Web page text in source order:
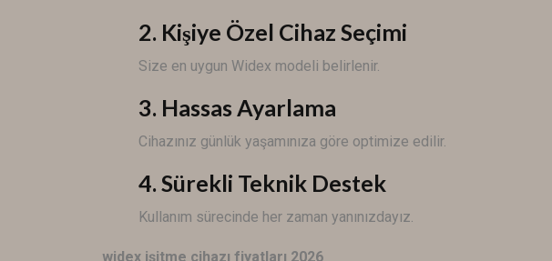
2. Kişiye Özel Cihaz Seçimi
Size en uygun Widex modeli belirlenir.
3. Hassas Ayarlama
Cihazınız günlük yaşamınıza göre optimize edilir.
4. Sürekli Teknik Destek
Kullanım sürecinde her zaman yanınızdayız.
widex işitme cihazı fiyatları 2026